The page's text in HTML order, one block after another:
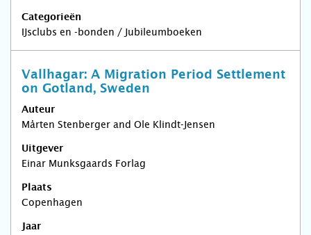
Categorieën
IJsclubs en -bonden / Jubileumboeken
Vallhagar: A Migration Period Settlement
on Gotland, Sweden
Auteur
Mårten Stenberger and Ole Klindt-Jensen
Uitgever
Einar Munksgaards Forlag
Plaats
Copenhagen
Jaar